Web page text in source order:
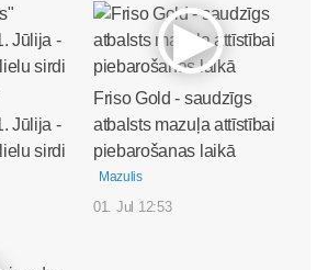
Jūlija -
sirdi
Friso Gold - saudzīgs
atbalsts mazuļa attīstībai
piebarošanas laikā
Mazulis
01. Jul 12:53